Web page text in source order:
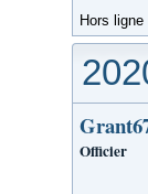
Hors ligne
Officier